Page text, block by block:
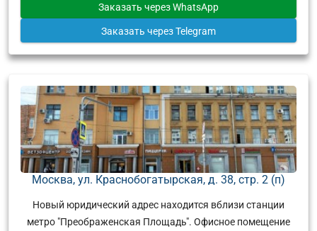
Заказать через WhatsApp
Заказать через Telegram
Москва, ул. Краснобогатырская, д. 38, стр. 2 (п)
Новый юридический адрес находится вблизи станции
метро "Преображенская Площадь". Офисное помещение